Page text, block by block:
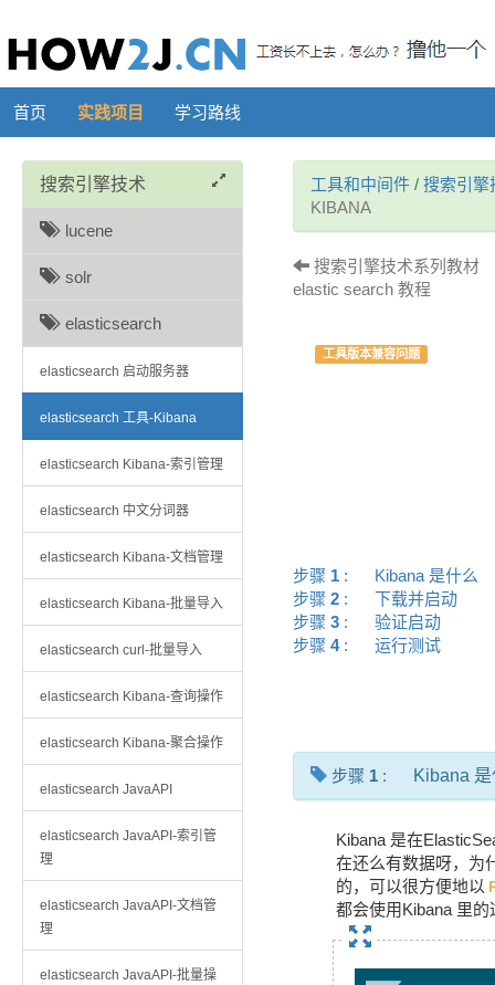
首页 实践项目 学习路线
搜索引擎技术
lucene
solr
elasticsearch
elasticsearch 启动服务器
elasticsearch 工具-Kibana
elasticsearch Kibana-索引管理
elasticsearch 中文分词器
elasticsearch Kibana-文档管理
elasticsearch Kibana-批量导入
elasticsearch curl-批量导入
elasticsearch Kibana-查询操作
elasticsearch Kibana-聚合操作
elasticsearch JavaAPI
elasticsearch JavaAPI-索引管
理
elasticsearch JavaAPI-文档管
理
elasticsearch JavaAPI-批量操
工具和中间件 / 搜索引擎
KIBANA
搜索引擎技术系列教材
elastic search 教程
工具版本兼容问题
步骤 1 :
Kibana 是什么
步骤 2 :
下载并启动
步骤 3 :
验证启动
步骤 4: 运行测试
步骤 1 : Kibana
Kibana 是在
在还么有数据呀，为
的，可以很方便地以
都会使用Kibana 里